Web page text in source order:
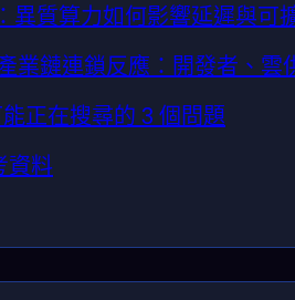
異質算力如何影響延遲與可
業鏈連鎖反應：開發者、雲
正在搜尋的 3 個問題
資料